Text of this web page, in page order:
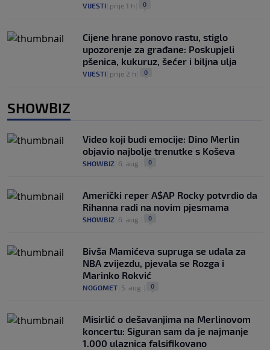
VIJESTI prije 1 h 0
Cijene hrane ponovo rastu, stiglo
upozorenje za građane: Poskupjeli
pšenica, kukuruz, šećer i biljna ulja
VIJESTI prije 2 h 0
SHOWBIZ
Video koji budi emocije: Dino Merlin
objavio najbolje trenutke s Koševa
SHOWBIZ 6. aug. 0
Američki reper A$AP Rocky potvrdio da
Rihanna radi na novim pjesmama
SHOWBIZ 6. aug. 0
Bivša Mamićeva supruga se udala za
NBA zvijezdu, pjevala se Rozga i
Marinko Rokvić
NOGOMET 5. aug. 0
Misirlić o dešavanjima na Merlinovom
koncertu: Siguran sam da je najmanje
1.000 ulaznica falsifikovano